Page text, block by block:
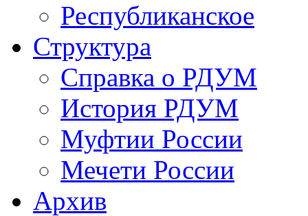
Республиканское
Структура
Справка о РДУМ
История РДУМ
Муфтии России
Мечети России
Архив